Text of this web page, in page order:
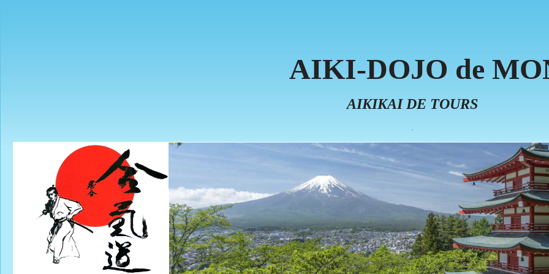
AIKI-DOJO de
AIKIKAI DE TOURS
.